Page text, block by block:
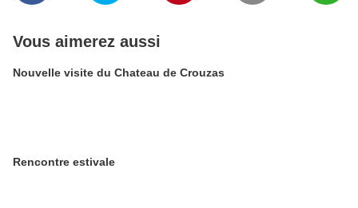
Vous aimerez aussi
Nouvelle visite du Chateau de Crouzas
Rencontre estivale